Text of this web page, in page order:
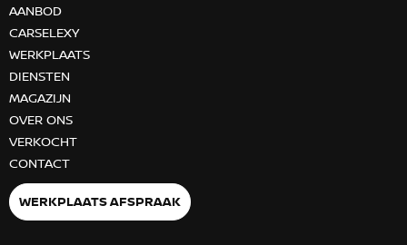
AANBOD
CARSELEXY
WERKPLAATS
DIENSTEN
MAGAZIJN
OVER ONS
VERKOCHT
CONTACT
WERKPLAATS AFSPRAAK